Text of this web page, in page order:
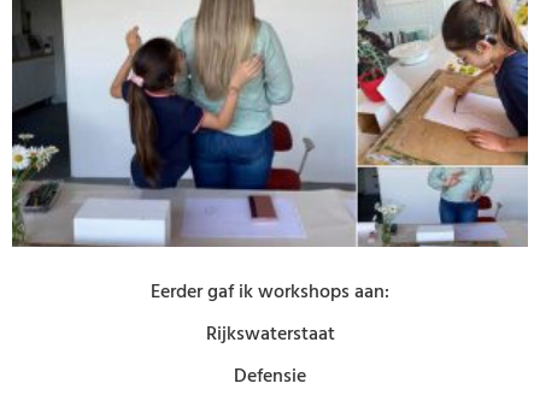
Eerder gaf ik workshops aan:
Rijkswaterstaat
Defensie